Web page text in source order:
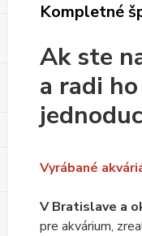
Kompletné
Ak ste
a radi
Vyrábané
V Bratislave a
pre akvárium,